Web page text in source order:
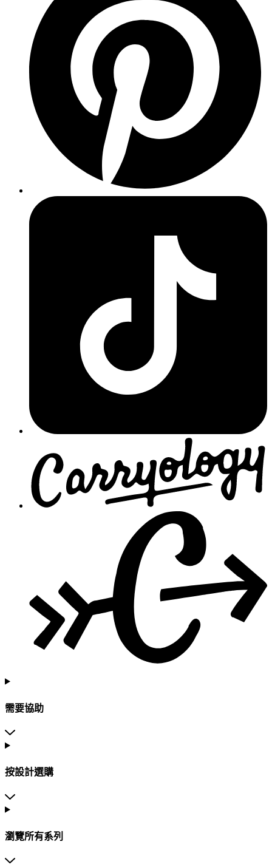
需要協助
按設計選購
瀏覽所有系列